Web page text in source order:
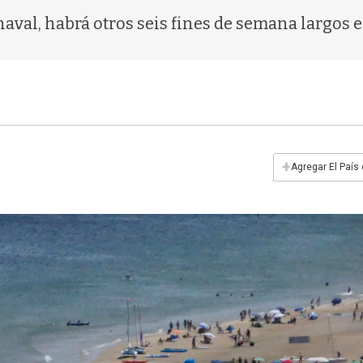
habrá otros seis fines de semana largos
+Agregar El País